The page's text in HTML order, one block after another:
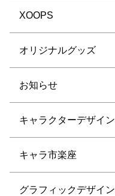
XOOPS
オリジナルグッズ
お知らせ
キャラクターデザイン
キャラ市楽座
グラフィックデザイン